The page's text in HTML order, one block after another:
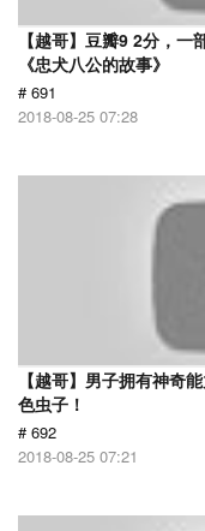
【越哥】豆瓣9 2分，
《忠犬八公的故事》
# 691
2018-08-25 07:28
【越哥】男子拥有神奇
色虫子！
# 692
2018-08-25 07:21